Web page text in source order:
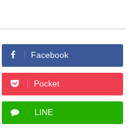
Facebook
Pocket
LINE